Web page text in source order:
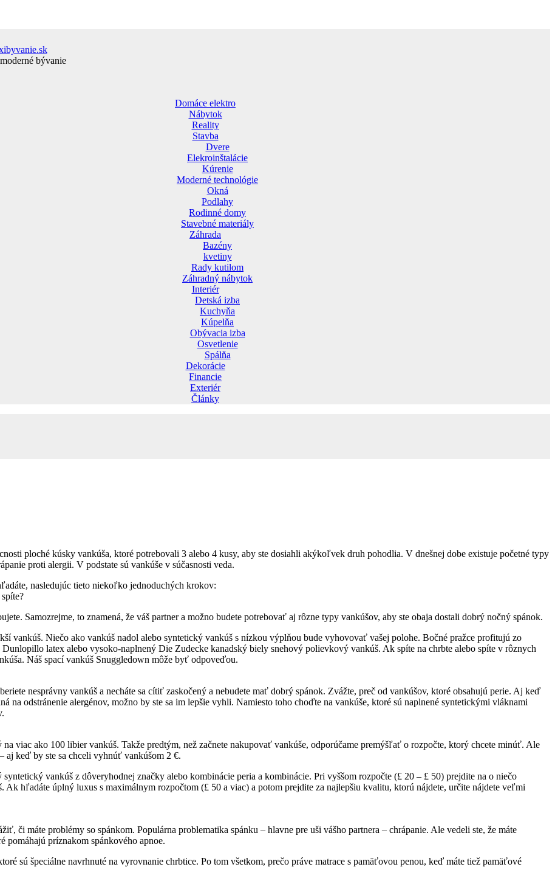
bývanie
Domáce elektro
Nábytok
Reality
Stavba
Dvere
Elekroinštalácie
Kúrenie
Moderné technológie
Okná
Podlahy
Rodinné domy
Stavebné materiály
Záhrada
Bazény
kvetiny
Rady kutilom
Záhradný nábytok
Interiér
Detská izba
Kuchyňa
Kúpelňa
Obývacia izba
Osvetlenie
Spálňa
Dekorácie
Financie
Exteriér
Články
ploché kúsky vankúša, ktoré potrebovali 3 alebo 4 kusy, aby ste dosiahli akýkoľvek druh pohodlia. V dnešnej dobe existuje početné typy
proti alergii. V podstate sú vankúše v súčasnosti veda.
nasledujúc tieto niekoľko jednoduchých krokov:
Samozrejme, to znamená, že váš partner a možno budete potrebovať aj rôzne typy vankúšov, aby ste obaja dostali dobrý nočný spánok.
vankúš. Niečo ako vankúš nadol alebo syntetický vankúš s nízkou výplňou bude vyhovovať vašej polohe. Bočné pražce profitujú zo
latex alebo vysoko-naplnený Die Zudecke kanadský biely snehový polievkový vankúš. Ak spíte na chrbte alebo spíte v rôznych
Náš spací vankúš Snuggledown môže byť odpoveďou.
nesprávny vankúš a necháte sa cítiť zaskočený a nebudete mať dobrý spánok. Zvážte, preč od vankúšov, ktoré obsahujú perie. Aj keď
na odstránenie alergénov, možno by ste sa im lepšie vyhli. Namiesto toho choďte na vankúše, ktoré sú naplnené syntetickými vláknami
na viac ako 100 libier vankúš. Takže predtým, než začnete nakupovať vankúše, odporúčame premýšľať o rozpočte, ktorý chcete minúť. Ale
aj keď by ste sa chceli vyhnúť vankúšom 2 €.
vankúš z dôveryhodnej značky alebo kombinácie peria a kombinácie. Pri vyššom rozpočte (£ 20 – £ 50) prejdite na o niečo
Ak hľadáte úplný luxus s maximálnym rozpočtom (£ 50 a viac) a potom prejdite za najlepšiu kvalitu, ktorú nájdete, určite nájdete veľmi
či máte problémy so spánkom. Populárna problematika spánku – hlavne pre uši vášho partnera – chrápanie. Ale vedeli ste, že máte
pomáhajú príznakom spánkového apnoe.
sú špeciálne navrhnuté na vyrovnanie chrbtice. Po tom všetkom, prečo práve matrace s pamäťovou penou, keď máte tiež pamäťové